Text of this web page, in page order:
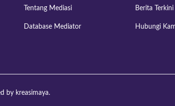
Tentang Mediasi
Database Mediator
Berita Terkini
Hubungi
by kreasimaya.